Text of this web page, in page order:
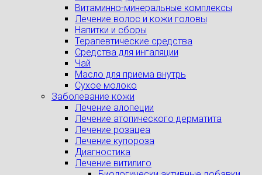
Витаминно-минеральные комплексы
Лечение волос и кожи головы
Напитки и сборы
Терапевтические средства
Средства для ингаляции
Чай
Масло для приема внутрь
Сухое молоко
Заболевание кожи
Лечение алопеции
Лечение атопического дерматита
Лечение розацеа
Лечение купороза
Диагностика
Лечение витилиго